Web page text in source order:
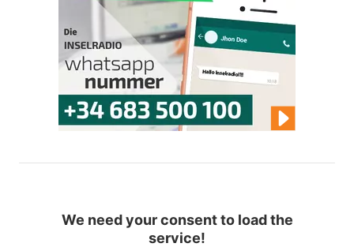
We need your consent to load the
service!